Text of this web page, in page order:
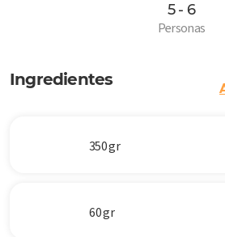
5 - 6
Personas
Ingredientes
350 gr
60 gr